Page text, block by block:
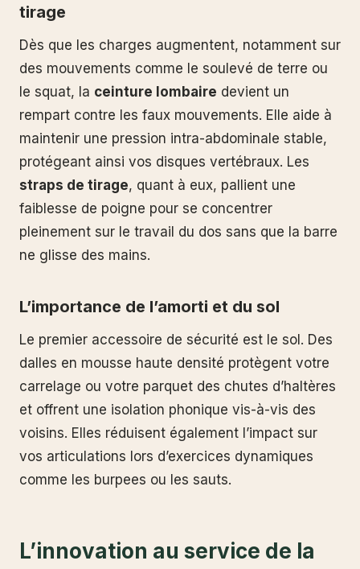
tirage
Dès que les charges augmentent, notamment sur
des mouvements comme le soulevé de terre ou
le squat, la ceinture lombaire devient un
rempart contre les faux mouvements. Elle aide à
maintenir une pression intra-abdominale stable,
protégeant ainsi vos disques vertébraux. Les
straps de tirage, quant à eux, pallient une
faiblesse de poigne pour se concentrer
pleinement sur le travail du dos sans que la barre
ne glisse des mains.
L’importance de l’amorti et du sol
Le premier accessoire de sécurité est le sol. Des
dalles en mousse haute densité protègent votre
carrelage ou votre parquet des chutes d’haltères
et offrent une isolation phonique vis-à-vis des
voisins. Elles réduisent également l’impact sur
vos articulations lors d’exercices dynamiques
comme les burpees ou les sauts.
L’innovation au service de la